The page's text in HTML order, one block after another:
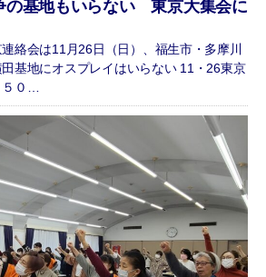
の基地もいらない 東京大集会に
絡会は11月26日（日）、福生市・多摩川
基地にオスプレイはいらない 11・26東京
５０…